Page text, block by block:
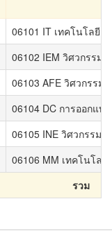
06101 IT เทคโนโลยี
06102 IEM วิศวกรรม
06103 AFE วิศวกรรม
06104 DC การออกแบ
06105 INE วิศวกรรม
06106 MM เทคโนโล
รวม